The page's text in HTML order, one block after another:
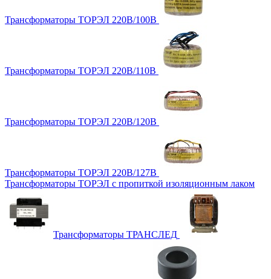
Трансформаторы ТОРЭЛ 220В/100В
Трансформаторы ТОРЭЛ 220В/110В
Трансформаторы ТОРЭЛ 220В/120В
Трансформаторы ТОРЭЛ 220В/127В
Трансформаторы ТОРЭЛ с пропиткой изоляционным лаком
Трансформаторы ТРАНСЛЕД